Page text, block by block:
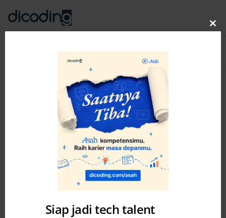
Siap jadi tech talent